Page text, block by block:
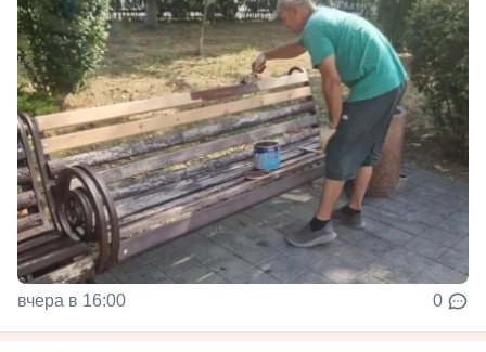
вчера в 16:00 0